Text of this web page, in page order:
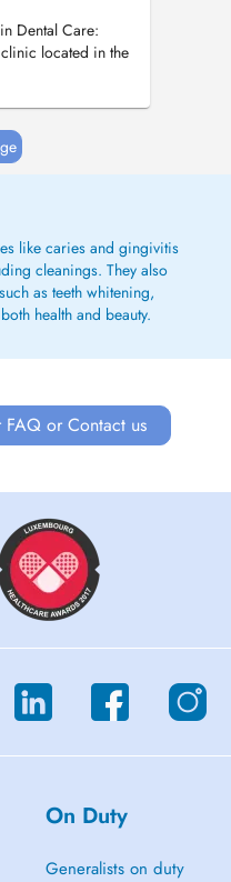
Dental Care:
located in the
combining
patient
of-the-art
ra...
like caries and gingivitis
cleanings. They also
as teeth whitening,
health and beauty.
or Contact us
On Duty
Generalists on duty